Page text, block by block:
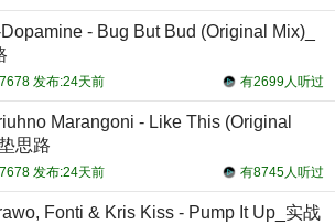
- Bug But Bud (Original Mix)_
有2699人听过
发布:24天前
Marangoni - Like This (Original
思路
有8745人听过
发布:24天前
Fonti & Kris Kiss - Pump It Up_实战